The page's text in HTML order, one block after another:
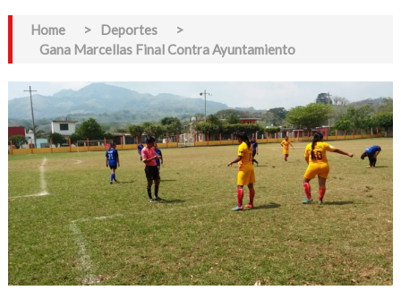
Home > Deportes
>
Gana Marcellas Final Contra Ayuntamiento